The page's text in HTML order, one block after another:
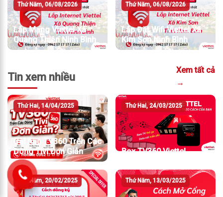
Thứ Năm, 06/08/2026
Lắp Mạng Viettel Xã
Quang Thiện Ninh Bình
Thứ Năm, 06/08/2026
Lắp Đặt Wifi Viettel Xã
Kim Sơn Ninh Bình
Tin xem nhiều
Xem tất cả
→
Thứ Hai, 14/04/2025
Cài App TV360 Trên Các
Dòng Tivi Đơn Giản
Thứ Hai, 24/03/2025
Box TV360 Viettel
Thứ Năm, 20/02/2025 Thứ Năm, 13/03/2025